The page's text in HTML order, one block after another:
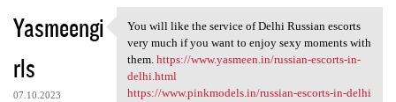
Yasmeengi
rls
07.10.2023
You will like the service of
You will like the service of Delhi Russian escorts
very much if you want to enjoy sexy moments with
them. https://www.yasmeen.in/russian-escorts-in-
delhi.html
https://www.pinkmodels.in/russian-escorts-in-delhi